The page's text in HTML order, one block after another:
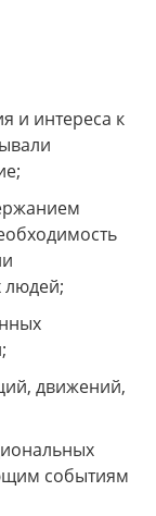
и интереса к
людей;
движений,
событиям